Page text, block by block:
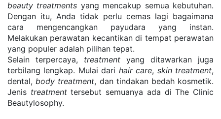
beauty treatments yang mencakup semua kebutuhan.
Dengan itu, Anda tidak perlu cemas lagi bagaimana
cara mengencangkan payudara yang instan.
Melakukan perawatan kecantikan di tempat perawatan
yang populer adalah pilihan tepat.
Selain terpercaya, treatment yang ditawarkan juga
terbilang lengkap. Mulai dari hair care, skin treatment,
dental, body treatment, dan tindakan bedah kosmetik.
Jenis treatment tersebut semuanya ada di The Clinic
Beautylosophy.